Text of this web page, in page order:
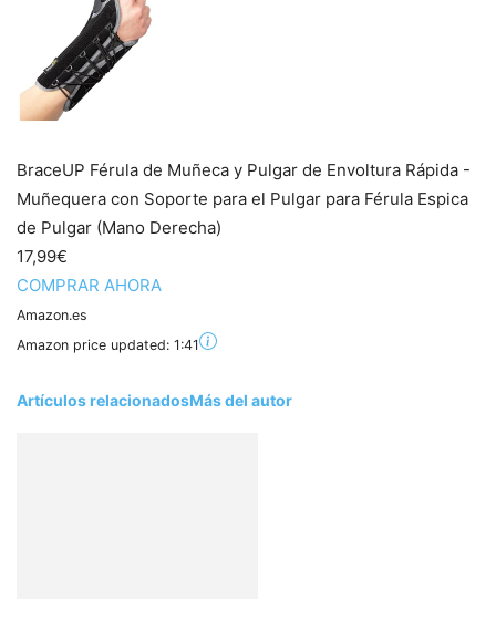
BraceUP Férula de Muñeca y Pulgar de Envoltura Rápida -
Muñequera con Soporte para el Pulgar para Férula Espica
de Pulgar (Mano Derecha)
17,99€
COMPRAR AHORA
Amazon.es
Amazon price updated: 1:41
Artículos relacionadosMás del autor